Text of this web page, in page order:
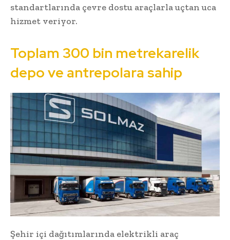
standartlarında çevre dostu araçlarla uçtan uca
hizmet veriyor.
Toplam 300 bin metrekarelik
depo ve antrepolara sahip
Şehir içi dağıtımlarında elektrikli araç